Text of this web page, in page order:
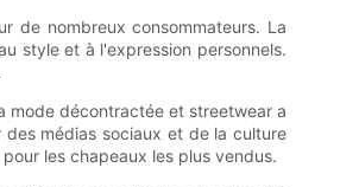
de nombreux consommateurs. La
style et à l'expression personnels.
mode décontractée et streetwear a
médias sociaux et de la culture
les chapeaux les plus vendus.